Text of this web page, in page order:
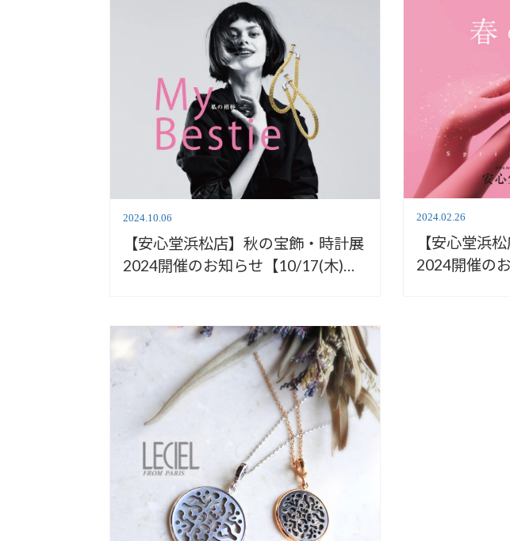
2024.10.06
【安心堂浜松店】秋の宝飾・時計展
2024開催のお知らせ【10/17(木)－
2024.02.26
【安心堂浜
2024開催の